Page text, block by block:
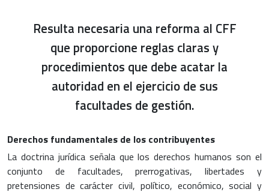
Resulta necesaria una reforma al CFF
que proporcione reglas claras y
procedimientos que debe acatar la
autoridad en el ejercicio de sus
facultades de gestión.
Derechos fundamentales de los contribuyentes
La doctrina jurídica señala que los derechos humanos son el
conjunto de facultades, prerrogativas, libertades y
pretensiones de carácter civil, político, económico, social y